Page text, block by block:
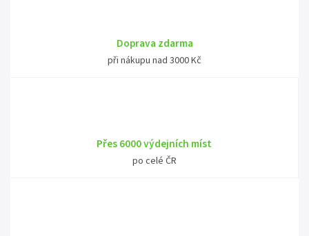
Doprava zdarma
při nákupu nad 3000 Kč
Přes 6000 výdejních míst
po celé ČR